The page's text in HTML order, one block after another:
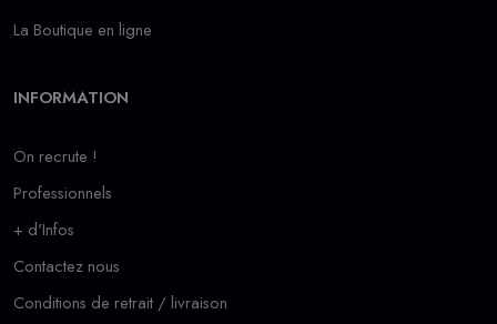
La Boutique en ligne
INFORMATION
On recrute !
Professionnels
+ d'Infos
Contactez nous
Conditions de retrait / livraison